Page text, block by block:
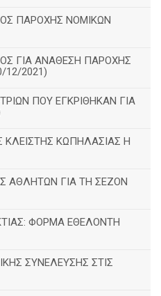
ΠΑΡΟΧΗΣ ΝΟΜΙΚΩΝ
ΓΙΑ ΑΝΑΘΕΣΗ ΠΑΡΟΧΗΣ
12/2021)
ΠΟΥ ΕΓΚΡΙΘΗΚΑΝ ΓΙΑ
ΚΩΠΗΛΑΣΙΑΣ Η
ΑΘΛΗΤΩΝ ΓΙΑ ΤΗ ΣΕΖΟΝ
ΦΟΡΜΑ ΕΘΕΛΟΝΤΗ
ΣΥΝΕΛΕΥΣΗΣ ΣΤΙΣ